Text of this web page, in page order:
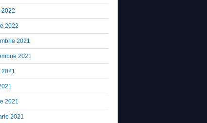
2022
2022
2021
2021
2021
2021